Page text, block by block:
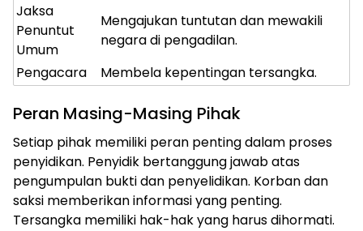
Jaksa
Penuntut
Umum
Mengajukan tuntutan dan mewakili
negara di pengadilan.
Pengacara
Membela kepentingan tersangka.
Peran Masing-Masing Pihak
Setiap pihak memiliki peran penting dalam proses
penyidikan. Penyidik bertanggung jawab atas
pengumpulan bukti dan penyelidikan. Korban dan
saksi memberikan informasi yang penting.
Tersangka memiliki hak-hak yang harus dihormati.